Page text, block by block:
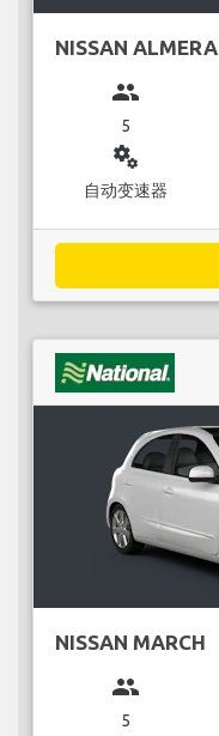
NISSAN ALMERA
group
5
miscellaneous_services
自动变速器
NISSAN MARCH
group
5